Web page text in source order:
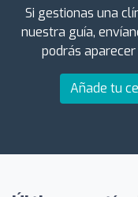
Si gestionas una
nuestra guía,
podrás
Añade tu